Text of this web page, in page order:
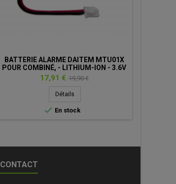
BATTERIE ALARME DAITEM MTU01X
POUR COMBINÉ, - LITHIUM-ION - 3.6V
- 200MAH
Prix
17,91 € Prix
de
19,90 €
Détails
 En stock
CONTACT